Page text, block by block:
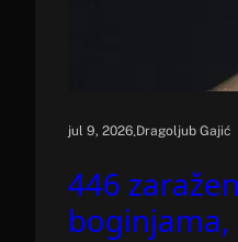
jul 9, 2026.Dragoljub Gajić
446
boginjama,